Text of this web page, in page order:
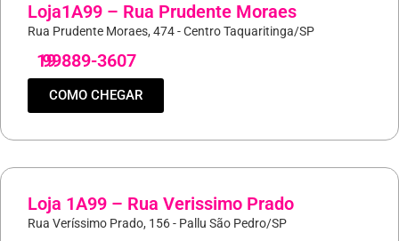
Loja1A99 – Rua Prudente Moraes
Rua Prudente Moraes, 474 - Centro Taquaritinga/SP
19
99889-3607
COMO CHEGAR
Loja 1A99 – Rua Verissimo Prado
Rua Veríssimo Prado, 156 - Pallu São Pedro/SP